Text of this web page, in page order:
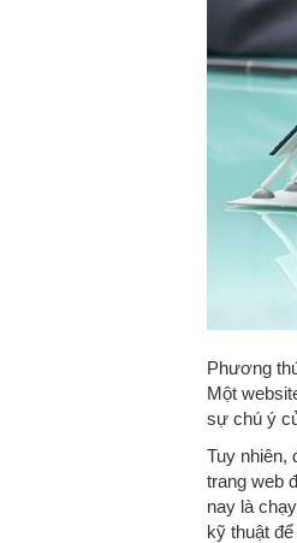
Phương
Một
sự chú ý
Tuy nhiên,
trang web
nay là
kỹ thuật